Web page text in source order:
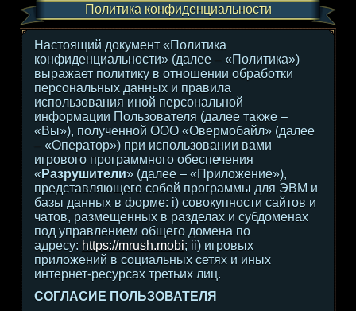
Политика конфиденциальности
Настоящий документ «Политика
конфиденциальности» (далее – «Политика»)
выражает политику в отношении обработки
персональных данных и правила
использования иной персональной
информации Пользователя (далее также –
«Вы»), полученной ООО «Овермобайл» (далее
– «Оператор») при использовании вами
игрового программного обеспечения
«Разрушители» (далее – «Приложение»),
представляющего собой программы для ЭВМ и
базы данных в форме: i) совокупности сайтов и
чатов, размещенных в разделах и субдоменах
под управлением общего домена по
адресу: https://mrush.mobi; ii) игровых
приложений в социальных сетях и иных
интернет-ресурсах третьих лиц.
СОГЛАСИЕ ПОЛЬЗОВАТЕЛЯ